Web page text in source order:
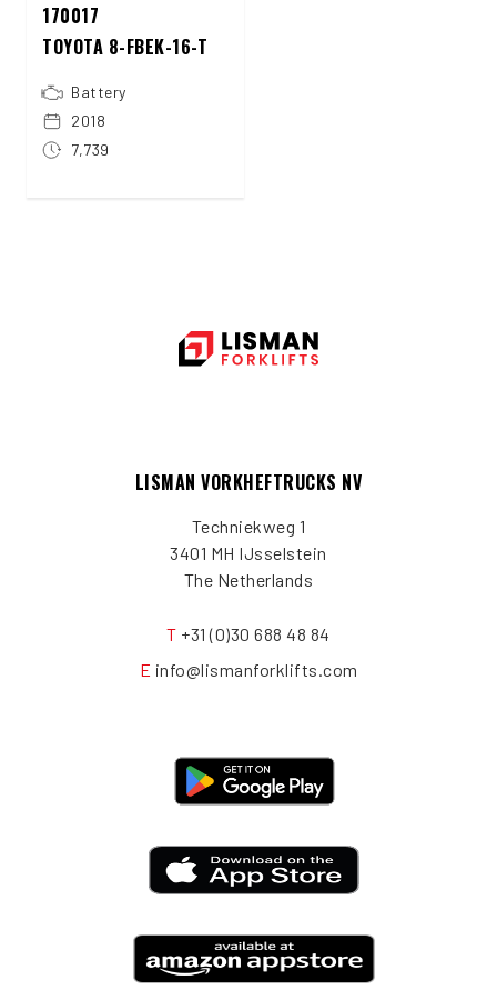
170017
TOYOTA 8-FBEK-16-T
Battery
2018
7,739
LISMAN VORKHEFTRUCKS NV
Techniekweg 1
3401 MH IJsselstein
The Netherlands
T +31 (0)30 688 48 84
E info@lismanforklifts.com